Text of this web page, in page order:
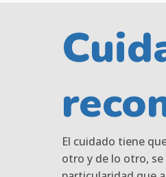
El cuidado tiene
otro y de lo otro,